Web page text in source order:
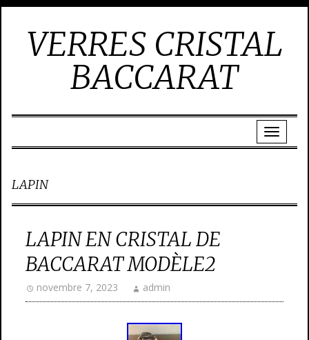
VERRES CRISTAL
BACCARAT
LAPIN
LAPIN EN CRISTAL DE
BACCARAT MODÈLE2
novembre 7, 2023 admin